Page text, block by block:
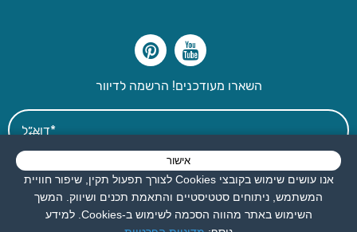
השארו מעודכנים! הרשמה לדיוור
אני מאשר את תנאי השימוש
אישור
אנו עושים שימוש בקובצי Cookies לצורך תפעול תקין, שיפור חוויית
המשתמש, ניתוחים סטטיסטיים והתאמת תכנים ושיווק. המשך
השימוש באתר מהווה הסכמה לשימוש ב-Cookies. למידע